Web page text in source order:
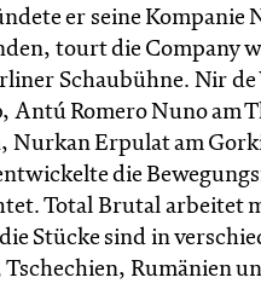
er seine
tourt die Company
Schaubühne. Nir
Antú Romero Nuno am
Nurkan Erpulat am
die
Total Brutal arbeitet
Stücke sind in
Rumänien